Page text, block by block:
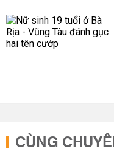
CÙNG